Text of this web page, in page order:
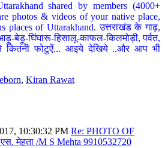
shared by members (4000+
photos & videos of your native place,
places of Uttarakhand. उत्तराखंड के गाढ़,
बेड़ू-घिंघारू-हिसालू-काफल-किलमोड़ी, पर्वत,
कितनी फोटुऐं... आइये देखिये ..और आप भी
, Kiran Rawat
10:30:32 PM Re: PHOTO OF
मेहता /M S Mehta 9910532720